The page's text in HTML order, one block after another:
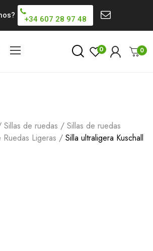
+34 607 28 97 48
0 0
Sillas de ruedas
Sillas de ruedas
Ruedas Ligeras Silla ultraligera Kuschall